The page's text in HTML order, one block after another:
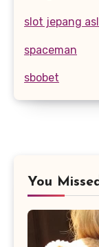
slot jepang
spaceman
sbobet
You